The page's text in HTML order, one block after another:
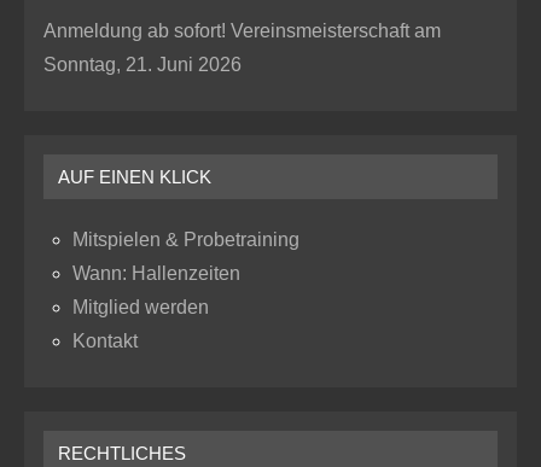
Anmeldung ab sofort! Vereinsmeisterschaft am
Sonntag, 21. Juni 2026
AUF EINEN KLICK
Mitspielen & Probetraining
Wann: Hallenzeiten
Mitglied werden
Kontakt
RECHTLICHES